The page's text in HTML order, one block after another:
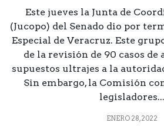
Este jueves la Junta de
(Jucopo) del Senado dio por
Especial de Veracruz. Este
de la revisión de 90 casos de
supuestos ultrajes a la
Sin embargo, la Comisión
legisladores...
ENERO 28, 2022